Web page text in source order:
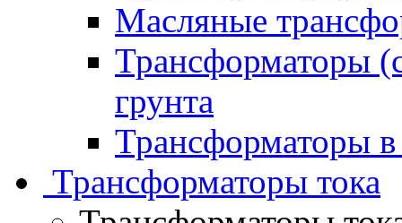
Масляные
Трансформаторы
грунта
Трансформаторы
Трансформаторы тока